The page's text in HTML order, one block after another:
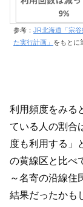
参考： JR北海道「宗
た実行計画」 をもとに
利用頻度をみる
ている人の割合
度も利用する」
の黄線区と比べ
～名寄の沿線住
結果だったかも